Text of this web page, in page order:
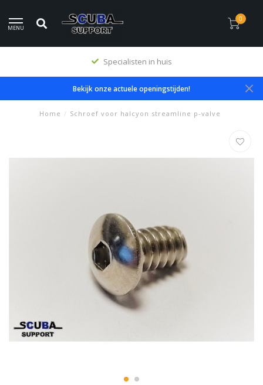
MENU
0
Specialisten in huis
Bekijk onze actuele openingstijden!
Home / Schroef voor halcyon streamline p-valve